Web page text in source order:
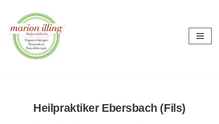
Zum
Inhalt
springen
Heilpraktiker Ebersbach (Fils)